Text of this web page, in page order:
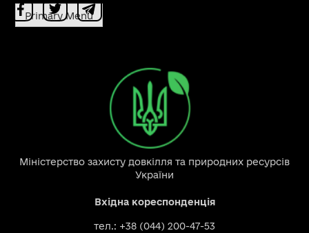
Primary Menu
Міністерство захисту довкілля та природних ресурсів
України
Вхідна кореспонденція
тел.: +38 (044) 200-47-53